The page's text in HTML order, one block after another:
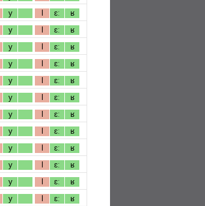
y l ɛː ʁ
y l ɛː ʁ
y l ɛː ʁ
y l ɛː ʁ
y l ɛː ʁ
y l ɛː ʁ
y l ɛː ʁ
y l ɛː ʁ
y l ɛː ʁ
y l ɛː ʁ
y l ɛː ʁ
y l ɛː ʁ